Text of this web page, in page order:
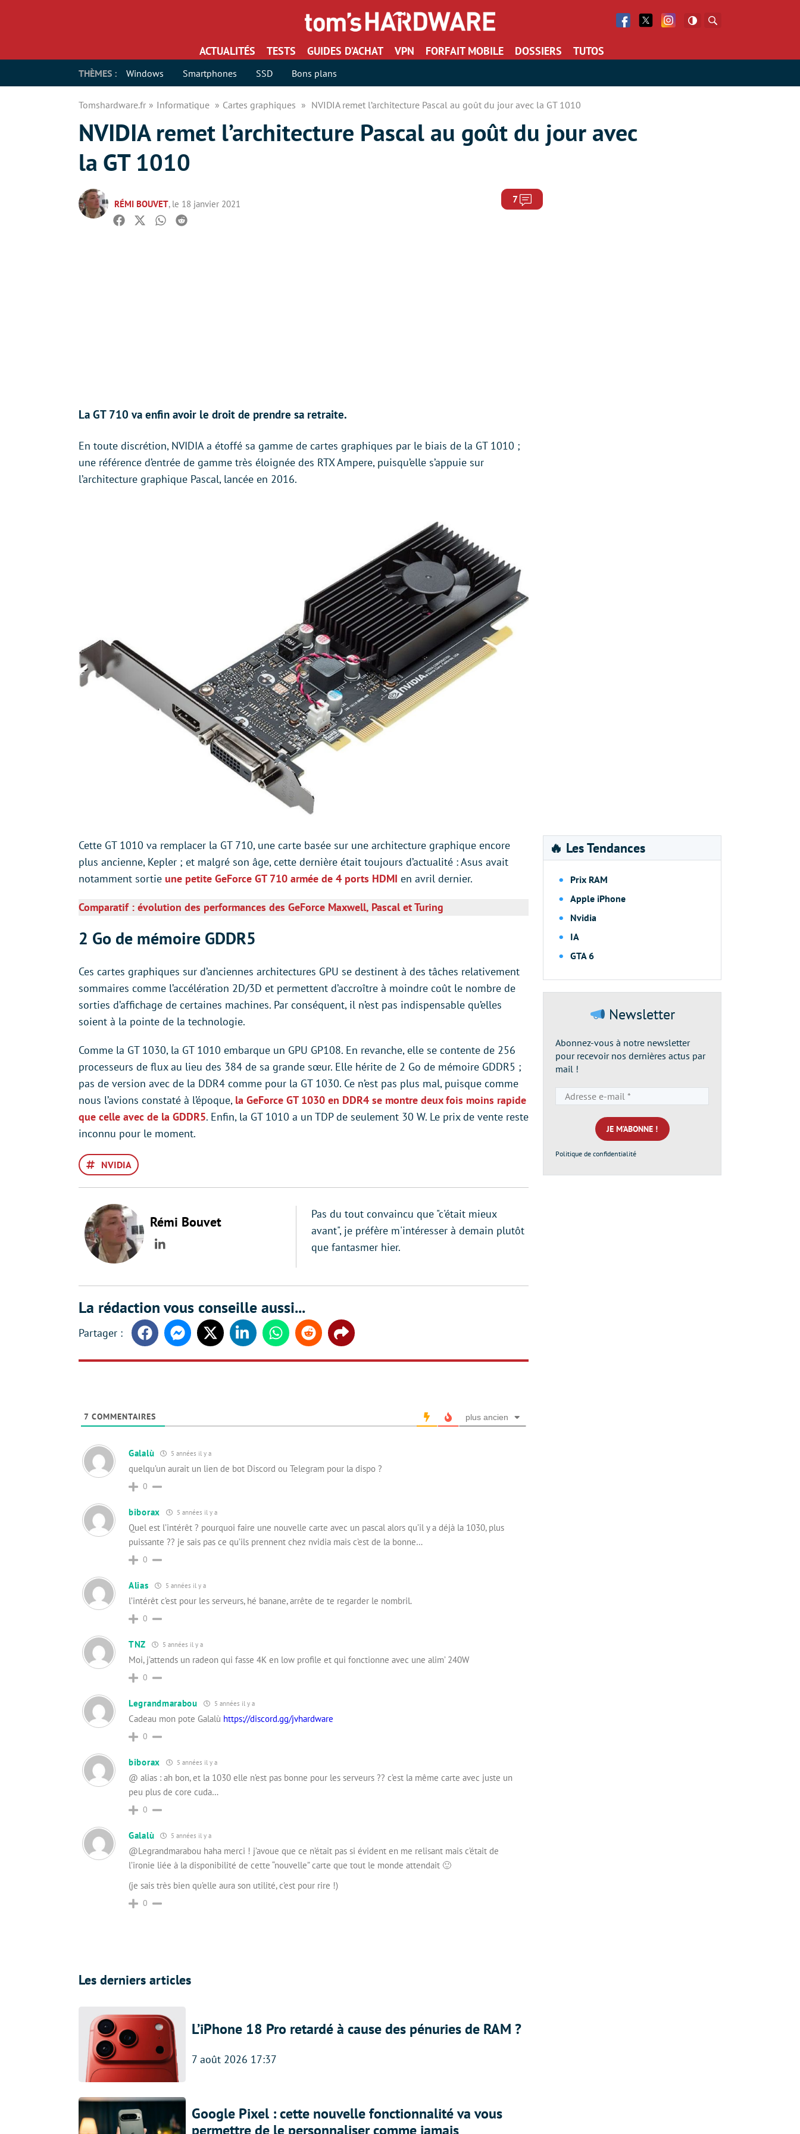
Facebook
Twitter Facebook
ACTUALITÉS TESTS GUIDES D’ACHAT VPN FORFAIT MOBILE DOSSIERS TUTOS
THÈMES : Windows Smartphones SSD Bons plans
Tomshardware.fr Informatique Cartes graphiques NVIDIA remet l’architecture Pascal au goût du jour avec la GT 1010
NVIDIA remet l’architecture Pascal au goût du jour avec
la GT 1010
RÉMI BOUVET, le 18 janvier 2021 7 Commentaires
Facebook
TwitterWhatsapp
Reddit
La GT 710 va enfin avoir le droit de prendre sa retraite.
En toute discrétion, NVIDIA a étoffé sa gamme de cartes graphiques par le biais de la GT 1010 ;
une référence d’entrée de gamme très éloignée des RTX Ampere, puisqu’elle s’appuie sur
l’architecture graphique Pascal, lancée en 2016.
Cette GT 1010 va remplacer la GT 710, une carte basée sur une architecture graphique encore
plus ancienne, Kepler ; et malgré son âge, cette dernière était toujours d’actualité : Asus avait
notamment sortie une petite GeForce GT 710 armée de 4 ports HDMI en avril dernier.
Comparatif : évolution des performances des GeForce Maxwell, Pascal et Turing
2 Go de mémoire GDDR5
Ces cartes graphiques sur d’anciennes architectures GPU se destinent à des tâches relativement
sommaires comme l’accélération 2D/3D et permettent d’accroître à moindre coût le nombre de
sorties d’affichage de certaines machines. Par conséquent, il n’est pas indispensable qu’elles
soient à la pointe de la technologie.
Comme la GT 1030, la GT 1010 embarque un GPU GP108. En revanche, elle se contente de 256
processeurs de flux au lieu des 384 de sa grande sœur. Elle hérite de 2 Go de mémoire GDDR5 ;
pas de version avec de la DDR4 comme pour la GT 1030. Ce n’est pas plus mal, puisque comme
nous l’avions constaté à l’époque, la GeForce GT 1030 en DDR4 se montre deux fois moins rapide
que celle avec de la GDDR5. Enfin, la GT 1010 a un TDP de seulement 30 W. Le prix de vente reste
inconnu pour le moment.
NVIDIA
Rémi Bouvet
LinkedIn
Pas du tout convaincu que "c'était mieux
avant", je préfère m'intéresser à demain plutôt
que fantasmer hier.
La rédaction vous conseille aussi...
FacebookMessengerTwitter LinkedinWhatsappReddit Share
7 COMMENTAIRES plus ancien
Galalù 5 années il y a
quelqu’un aurait un lien de bot Discord ou Telegram pour la dispo ?
0
biborax 5 années il y a
Quel est l’intérêt ? pourquoi faire une nouvelle carte avec un pascal alors qu’il y a déjà la 1030, plus
puissante ?? je sais pas ce qu’ils prennent chez nvidia mais c’est de la bonne…
0
Alias 5 années il y a
l’intérêt c’est pour les serveurs, hé banane, arrête de te regarder le nombril.
0
TNZ 5 années il y a
Moi, j’attends un radeon qui fasse 4K en low profile et qui fonctionne avec une alim’ 240W
0
Legrandmarabou 5 années il y a
Cadeau mon pote Galalù https://discord.gg/jvhardware
0
biborax 5 années il y a
@ alias : ah bon, et la 1030 elle n’est pas bonne pour les serveurs ?? c’est la même carte avec juste un
peu plus de core cuda…
0
Galalù 5 années il y a
@Legrandmarabou haha merci ! j’avoue que ce n’était pas si évident en me relisant mais c’était de
l’ironie liée à la disponibilité de cette “nouvelle” carte que tout le monde attendait 🙂
(je sais très bien qu’elle aura son utilité, c’est pour rire !)
0
Les derniers articles
L’iPhone 18 Pro retardé à cause des pénuries de RAM ?
7 août 2026 17:37
Google Pixel : cette nouvelle fonctionnalité va vous
🔥 Les Tendances
Prix RAM
Apple iPhone
Nvidia
IA
GTA 6
Newsletter
Abonnez-vous à notre newsletter
pour recevoir nos dernières actus par
mail !
e-
mail
*
Politique de confidentialité